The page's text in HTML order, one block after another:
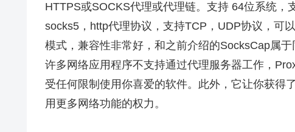
HTTPS或SOCKS代理或代理链。支持 64位系统，
socks5，http代理协议，支持TCP，UDP协议，可
模式，兼容性非常好，和之前介绍的SocksCap属
许多网络应用程序不支持通过代理服务器工作，
受任何限制使用你喜爱的软件。此外，它让你获得
用更多网络功能的权力。